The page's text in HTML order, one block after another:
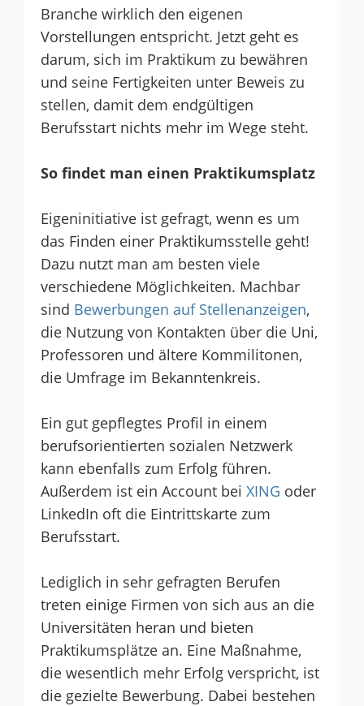
Branche wirklich den eigenen
Vorstellungen entspricht. Jetzt geht es
darum, sich im Praktikum zu bewähren
und seine Fertigkeiten unter Beweis zu
stellen, damit dem endgültigen
Berufsstart nichts mehr im Wege steht.
So findet man einen Praktikumsplatz
Eigeninitiative ist gefragt, wenn es um
das Finden einer Praktikumsstelle geht!
Dazu nutzt man am besten viele
verschiedene Möglichkeiten. Machbar
sind Bewerbungen auf Stellenanzeigen,
die Nutzung von Kontakten über die Uni,
Professoren und ältere Kommilitonen,
die Umfrage im Bekanntenkreis.
Ein gut gepflegtes Profil in einem
berufsorientierten sozialen Netzwerk
kann ebenfalls zum Erfolg führen.
Außerdem ist ein Account bei XING oder
LinkedIn oft die Eintrittskarte zum
Berufsstart.
Lediglich in sehr gefragten Berufen
treten einige Firmen von sich aus an die
Universitäten heran und bieten
Praktikumsplätze an. Eine Maßnahme,
die wesentlich mehr Erfolg verspricht, ist
die gezielte Bewerbung. Dabei bestehen